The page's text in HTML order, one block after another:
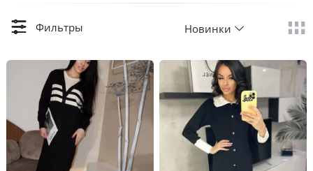
Фильтры Новинки